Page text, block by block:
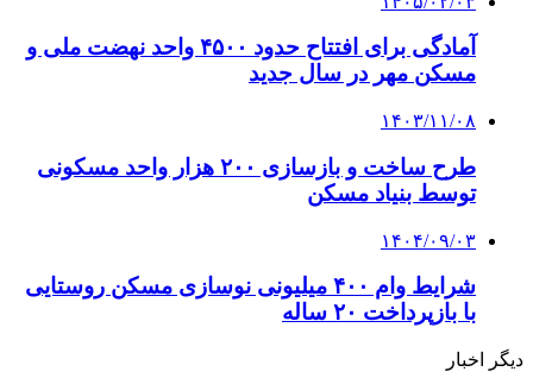
آمادگی برای افتتاح حدود ۴۵۰۰ واحد نهضت ملی و
مسکن مهر در سال جدید
۱۴۰۳/۱۱/۰۸
طرح ساخت و بازسازی ۲۰۰ هزار واحد مسکونی
توسط بنیاد مسکن
۱۴۰۴/۰۹/۰۳
شرایط وام ۴۰۰ میلیونی نوسازی مسکن روستایی
با بازپرداخت ۲۰ ساله
دیگر اخبار